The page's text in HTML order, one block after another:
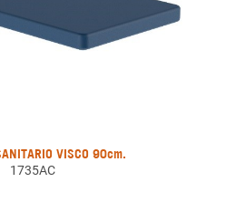
VISCO 90cm.
1735AC